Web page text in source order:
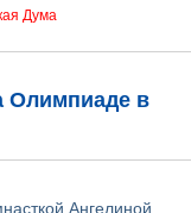
Дума
Олимпиаде в
Ангелиной